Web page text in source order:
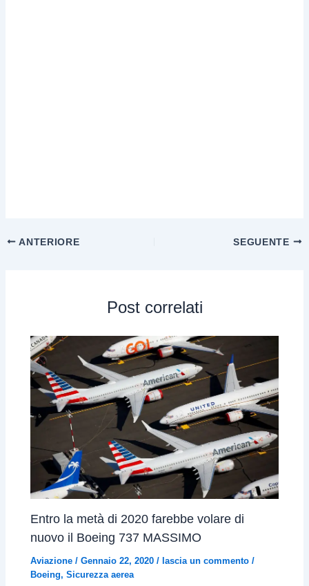
ANTERIORE SEGUENTE
Post correlati
Entro la metà di 2020 farebbe volare di
nuovo il Boeing 737 MASSIMO
Aviazione /Gennaio 22, 2020/ lascia un commento /
Boeing,Sicurezza aerea